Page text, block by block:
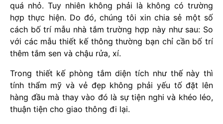
quá nhỏ. Tuy nhiên không phải là không có trường
hợp thực hiện. Do đó, chúng tôi xin chia sẻ một số
cách bố trí mẫu nhà tắm trường hợp này như sau: So
với các mẫu thiết kế thông thường bạn chỉ cần bố trí
thêm tắm sen và chậu rửa, xí.
Trong thiết kế phòng tắm diện tích như thế này thì
tính thẩm mỹ và vẻ đẹp không phải yếu tố đặt lên
hàng đầu mà thay vào đó là sự tiện nghi và khéo léo,
thuận tiện cho giao thông đi lại.